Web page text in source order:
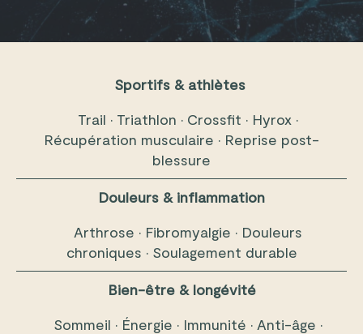
Sportifs & athlètes
Trail · Triathlon · Crossfit · Hyrox ·
Récupération musculaire · Reprise post-
blessure
Douleurs & inflammation
Arthrose · Fibromyalgie · Douleurs
chroniques · Soulagement durable
Bien-être & longévité
Sommeil · Énergie · Immunité · Anti-âge ·